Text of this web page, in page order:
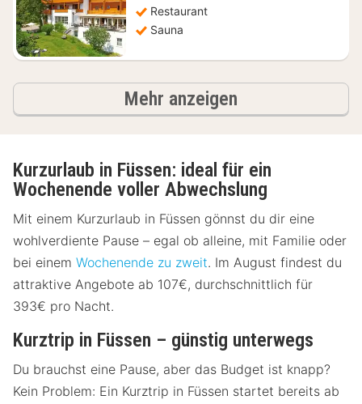
Restaurant
Sauna
Mehr anzeigen
Kurzurlaub in Füssen: ideal für ein
Wochenende voller Abwechslung
Mit einem Kurzurlaub in Füssen gönnst du dir eine
wohlverdiente Pause – egal ob alleine, mit Familie oder
bei einem Wochenende zu zweit. Im August findest du
attraktive Angebote ab 107€, durchschnittlich für
393€ pro Nacht.
Kurztrip in Füssen – günstig unterwegs
Du brauchst eine Pause, aber das Budget ist knapp?
Kein Problem: Ein Kurztrip in Füssen startet bereits ab